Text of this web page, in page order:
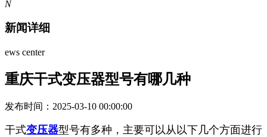
N
新闻详细
ews center
重庆干式变压器型号有哪几种
发布时间：2025-03-10 00:00:00
干式变压器型号有多种，主要可以从以下几个方面进行